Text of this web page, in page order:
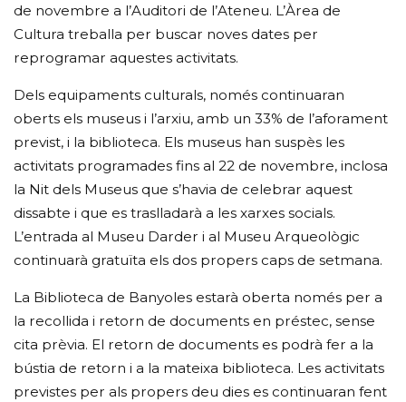
de novembre a l’Auditori de l’Ateneu. L’Àrea de
Cultura treballa per buscar noves dates per
reprogramar aquestes activitats.
Dels equipaments culturals, només continuaran
oberts els museus i l’arxiu, amb un 33% de l’aforament
previst, i la biblioteca. Els museus han suspès les
activitats programades fins al 22 de novembre, inclosa
la Nit dels Museus que s’havia de celebrar aquest
dissabte i que es traslladarà a les xarxes socials.
L’entrada al Museu Darder i al Museu Arqueològic
continuarà gratuïta els dos propers caps de setmana.
La Biblioteca de Banyoles estarà oberta només per a
la recollida i retorn de documents en préstec, sense
cita prèvia. El retorn de documents es podrà fer a la
bústia de retorn i a la mateixa biblioteca. Les activitats
previstes per als propers deu dies es continuaran fent